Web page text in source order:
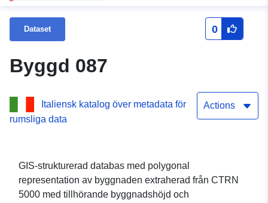
Dataset 0
Byggd 087
Italiensk katalog över metadata för
rumsliga data
Actions
GIS-strukturerad databas med polygonal
representation av byggnaden extraherad från CTRN
5000 med tillhörande byggnadshöjd och